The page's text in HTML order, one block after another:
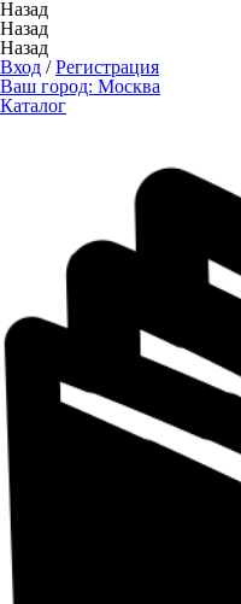
Назад
Назад
Назад
Вход /Регистрация
Ваш город: Москва
Каталог